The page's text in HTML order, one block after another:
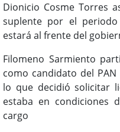
Dionicio Cosme Torres
suplente por el
estará al frente del
Filomeno Sarmiento
como candidato del
lo que decidió solicitar
estaba en condiciones
cargo